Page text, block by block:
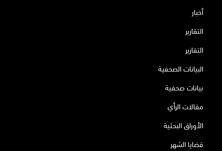
أخبار
التقارير
التقارير
البيانات الصحفية
بيانات صحفية
مقالات الرأي
الأوراق البحثية
قضايا الشهر